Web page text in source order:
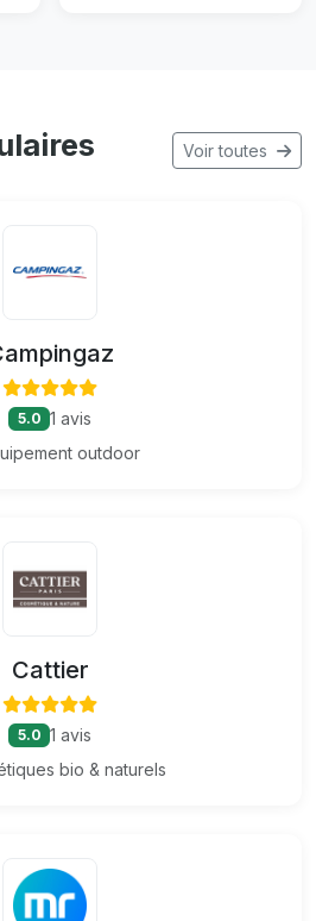
Voir toutes
5.0 1 avis
outdoor
Cattier
5.0 1 avis
bio & naturels